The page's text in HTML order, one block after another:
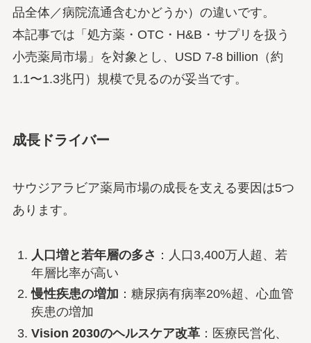
品全体／病院流通含むかどうか）の違いです。
本記事では「処方薬・OTC・H&B・サプリを扱う
小売薬局市場」を対象とし、USD 7-8 billion（約
1.1〜1.3兆円）規模で見るのが妥当です。
成長ドライバー
サウジアラビア薬局市場の成長を支える要因は5つ
あります。
人口増と若年層の多さ ：人口3,400万人超、若
年層比率が高い
慢性疾患の増加 ：糖尿病有病率20%超、心血管
疾患の増加
Vision 2030のヘルスケア改革：医療民営化、